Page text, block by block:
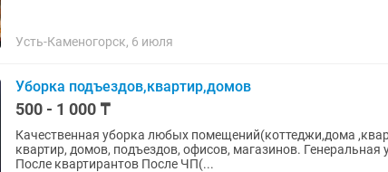
Усть-Каменогорск, 6 июля
Уборка подъездов,квартир,домов
500 - 1 000 ₸
Качественная уборка любых помещений(коттеджи,дома
квартир, домов, подъездов, офисов, магазинов. Генеральная уборка Уборка после ремонта
После квартирантов После ЧП(...